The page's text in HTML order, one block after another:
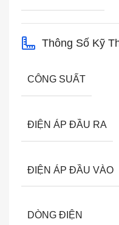
Thông Số Kỹ
CÔNG SUẤT
ĐIỆN ÁP ĐẦU RA
ĐIỆN ÁP ĐẦU VÀO
DÒNG ĐIỆN